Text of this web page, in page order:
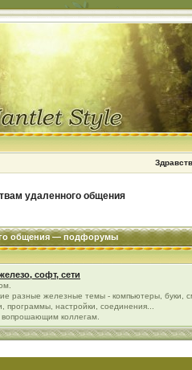
удаленного общения
общения — подфорумы
софт, сети
разные железные темы - компьютеры, буки,
настройки, соединения...
коллегам.